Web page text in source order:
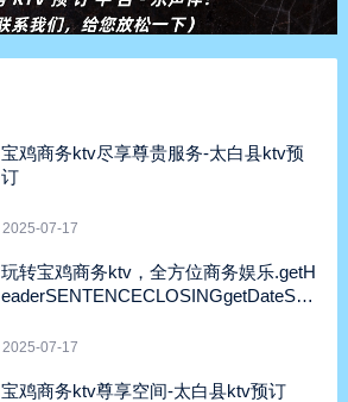
宝鸡商务ktv尽享尊贵服务-太白县ktv预
订
2025-07-17
玩转宝鸡商务ktv，全方位商务娱乐.getH
eaderSENTENCECLOSINGgetDateSent
Assistant示例-凤县ktv预订
2025-07-17
宝鸡商务ktv尊享空间-太白县ktv预订